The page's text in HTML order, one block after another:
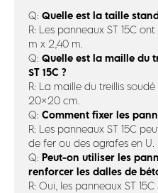
Q: Quelle est la taille
R: Les panneaux ST 15C
m x 2,40 m.
Q: Quelle est la maille du
ST 15C ?
R: La maille du treillis
20×20 cm.
Q: Comment fixer les
R: Les panneaux ST 15C
de fer ou des agrafes en U.
Q: Peut-on utiliser les
renforcer les dalles de
R: Oui, les panneaux ST